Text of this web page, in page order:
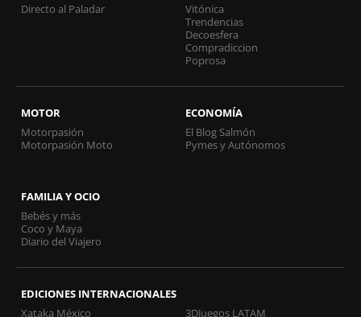
Directo al Paladar
Vitónica
Trendencias
Decoesfera
Compradiccion
Poprosa
MOTOR
Motorpasión
Motorpasión Moto
ECONOMÍA
El Blog Salmón
Pymes y Autónomos
FAMILIA Y OCIO
Bebés y más
Coco y Maya
Diario del Viajero
EDICIONES INTERNACIONALES
Xataka México
3DJuegos LATAM